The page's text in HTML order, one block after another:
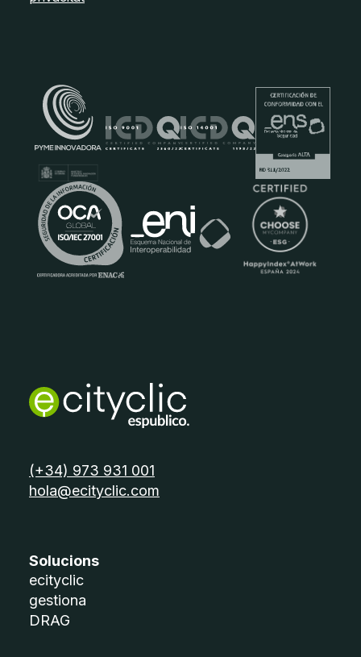
Certificats
telèfon:
(+34) 973 931 001
email:
hola@ecityclic.com
Solucions
ecityclic
gestiona
DRAG